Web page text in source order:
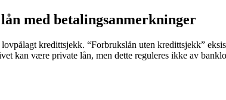
med betalingsanmerkninger
kredittsjekk. “Forbrukslån uten kredittsjekk”
kan være private lån, men dette reguleres ikke av